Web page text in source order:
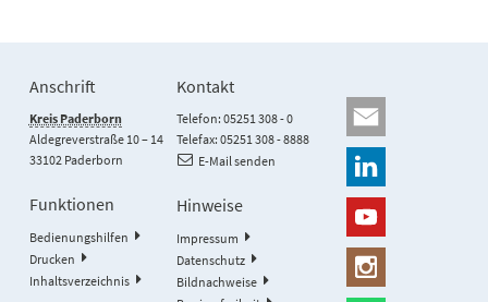
Anschrift
Kreis Paderborn
Aldegreverstraße 10 – 14
33102 Paderborn
Kontakt
Telefon: 05251 308 - 0
Telefax: 05251 308 - 8888
E-Mail senden
Funktionen
Bedienungshilfen
Drucken
Inhaltsverzeichnis
Hinweise
Impressum
Datenschutz
Bildnachweise